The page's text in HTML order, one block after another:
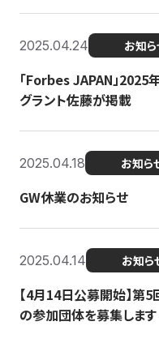
2025.04.24 お知ら
「Forbes JAPAN」2025
グラント佐藤が掲載
2025.04.18 お知ら
GW休業のお知らせ
2025.04.14 お知ら
【4月14日公募開始】第
の参加団体を募集します